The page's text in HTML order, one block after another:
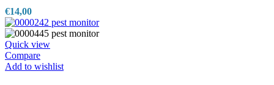
€14,00
Quick view
Compare
Add to wishlist